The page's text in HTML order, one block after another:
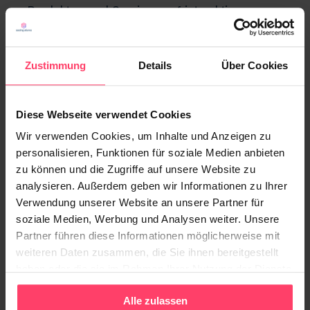
Zustimmung Details Über Cookies
Diese Webseite verwendet Cookies
Wir verwenden Cookies, um Inhalte und Anzeigen zu
personalisieren, Funktionen für soziale Medien anbieten
zu können und die Zugriffe auf unsere Website zu
analysieren. Außerdem geben wir Informationen zu Ihrer
Verwendung unserer Website an unsere Partner für
soziale Medien, Werbung und Analysen weiter. Unsere
Partner führen diese Informationen möglicherweise mit
weiteren Daten zusammen, die Sie ihnen bereitgestellt
gesammelt haben.
Alle zulassen
Produkten und Services auf interaktiver
Landingpage)
Native Cinema Ad (Bewerben von Video-Content
via Text-Bild-Anzeige)
Native Promotion Ad (Platzierung von
Umfragen)
Sie bieten zwar inhaltlich unterschiedliche
Schwerpunkte, um die jeweiligen Ziele zu erreichen,
dennoch basieren sie auf der gleichen SaaS-
Lösung.
Die Software setzt die Teaser so flexibel auf, dass
sie sich unterschiedlichen Webseitenumfeldern